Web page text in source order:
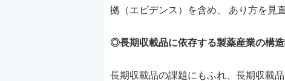
拠（エビデンス）を含め、 あり方を見
◎長期収載品に依存する製薬産業の構
長期収載品の課題にもふれ、長期収載